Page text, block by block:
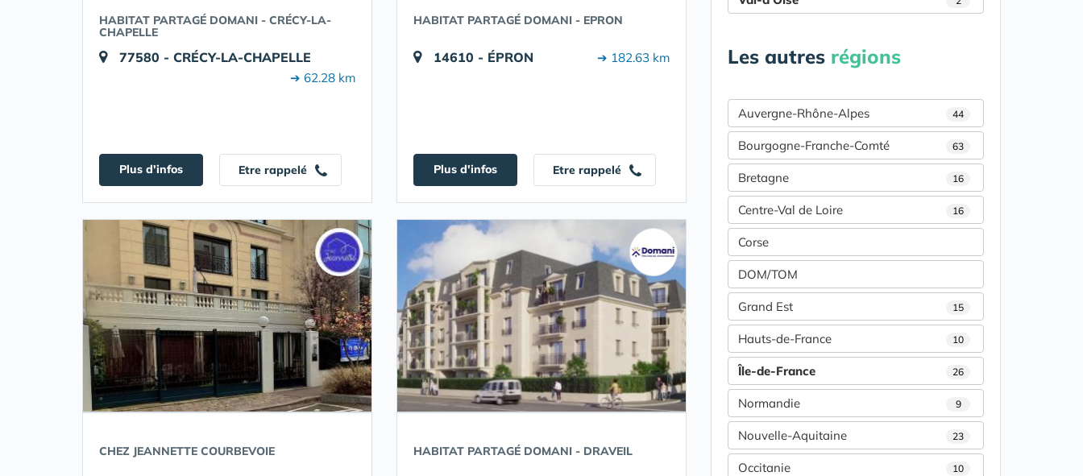
HABITAT PARTAGÉ DOMANI - CRÉCY-LA-
CHAPELLE
77580 - CRÉCY-LA-CHAPELLE
➔ 62.28 km
Plus d'infos Etre rappelé
HABITAT PARTAGÉ DOMANI - EPRON
14610 - ÉPRON ➔ 182.63 km
Plus d'infos Etre rappelé
CHEZ JEANNETTE COURBEVOIE HABITAT PARTAGÉ DOMANI - DRAVEIL
Les autres régions
Auvergne-Rhône-Alpes 44
Bourgogne-Franche-Comté 63
Bretagne 16
Centre-Val de Loire 16
Corse
DOM/TOM
Grand Est 15
Hauts-de-France 10
Île-de-France 26
Normandie 9
Nouvelle-Aquitaine 23
Occitanie 10